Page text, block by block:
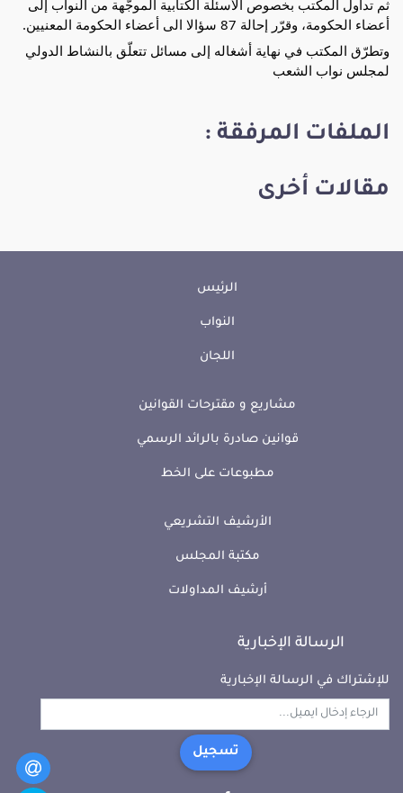
ثم تداول المكتب بخصوص الأسئلة الكتابية الموجّهة من النواب إلى
أعضاء الحكومة، وقرّر إحالة 87 سؤالا الى أعضاء الحكومة المعنيين.
وتطرّق المكتب في نهاية أشغاله إلى مسائل تتعلّق بالنشاط الدولي
لمجلس نواب الشعب
الملفات المرفقة :
مقالات أخرى
الرئيس
النواب
اللجان
مشاريع و مقترحات القوانين
قوانين صادرة بالرائد الرسمي
مطبوعات على الخط
الأرشيف التشريعي
مكتبة المجلس
أرشيف المداولات
الرسالة الإخبارية
للإشتراك في الرسالة الإخبارية
تسجيل